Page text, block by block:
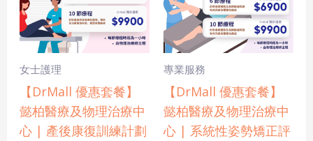
女士護理
【DrMall 優惠套餐】
懿柏醫療及物理治療中
心 | 產後康復訓練計劃
variants.
The
options
chosen
on
專業服務
【DrMall 優惠套餐】
懿柏醫療及物理治療中
心 | 系統性姿勢矯正評
The
on